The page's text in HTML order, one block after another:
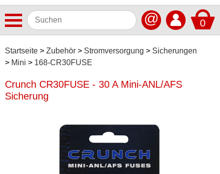
0
@
Startseite Zubehör Stromversorgung
Sicherungen
Mini
168-CR30FUSE
Autoradios
Dashcams
Elektromobilität
Freisprechanlagen
Crunch CR30FUSE - 30 A Mini-ANL/AFS
Sicherung